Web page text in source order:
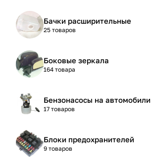
Бачки расширительные
25 товаров
Боковые зеркала
164 товара
Бензонасосы на автомобили
17 товаров
Блоки предохранителей
9 товаров